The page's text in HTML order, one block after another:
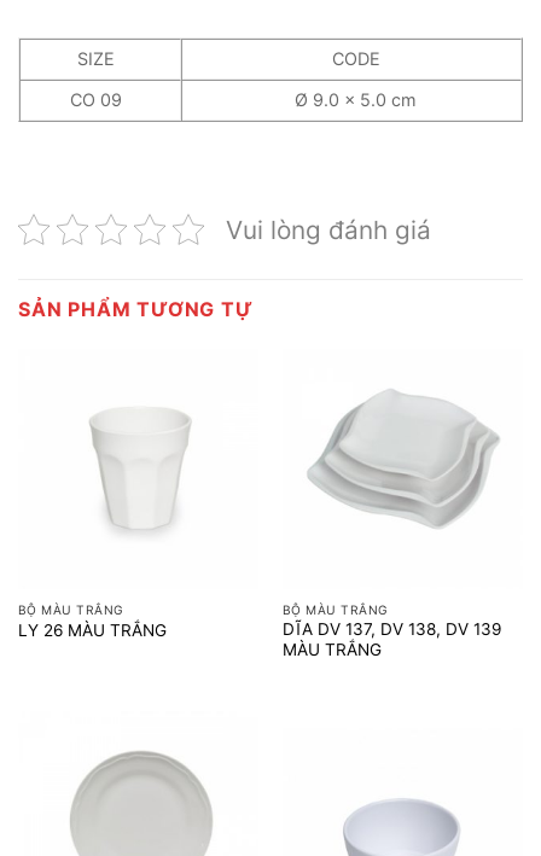
SIZE
CODE
CO 09
Ø 9.0 x 5.0 cm
Vui lòng đánh giá
SẢN PHẨM TƯƠNG TỰ
BỘ MÀU TRẮNG
LY 26 MÀU TRẮNG
BỘ MÀU TRẮNG
DĨA DV 137, DV 138, DV 139
MÀU TRẮNG